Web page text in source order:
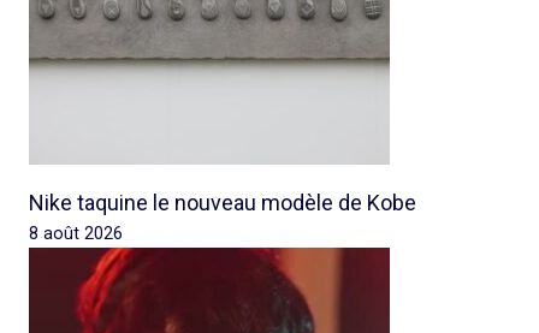
Nike taquine le nouveau modèle de Kobe
8 août 2026